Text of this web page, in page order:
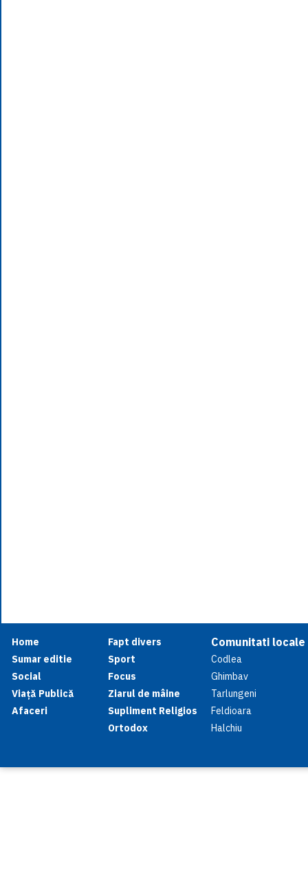
Home
Sumar editie
Social
Viață Publică
Afaceri
Fapt divers
Sport
Focus
Ziarul de mâine
Supliment Religios
Ortodox
Comunitati locale
Codlea
Ghimbav
Tarlungeni
Feldioara
Halchiu